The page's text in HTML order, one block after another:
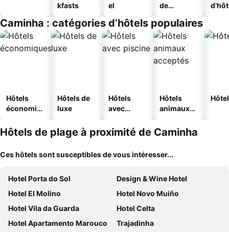
kfasts
el
de
Caminha : catégories d’hôtels populaires
Hôtels
économiq
Hôtels de
luxe
Hôtels
avec
Hôtels
animaux
Hôtels de plage à proximité de Caminha
Ces hôtels sont susceptibles de vous intéresser...
Hotel Porta do Sol
Design & Wine Hotel
Hotel El Molino
Hotel Novo Muiño
Hotel Vila da Guarda
Hotel Celta
Hotel Apartamento Marouco
Trajadinha